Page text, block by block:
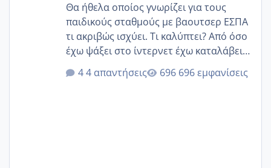
Θα ήθελα οποίος γνωρίζει για τους
παιδικούς σταθμούς με βαουτσερ ΕΣΠΑ
τι ακριβώς ισχύει. Τι καλύπτει? Από όσο
έχω ψάξει στο ίντερνετ έχω καταλάβει
ότι το βαουτσερ καλύπτει όλα τα
δίδακτρα και τα τροφεια του ιδιωτικού
4 απαντήσεις 696 εμφανίσεις